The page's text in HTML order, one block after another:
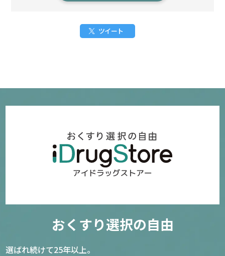
ツイート
おくすり選択の自由
選ばれ続けて25年以上。